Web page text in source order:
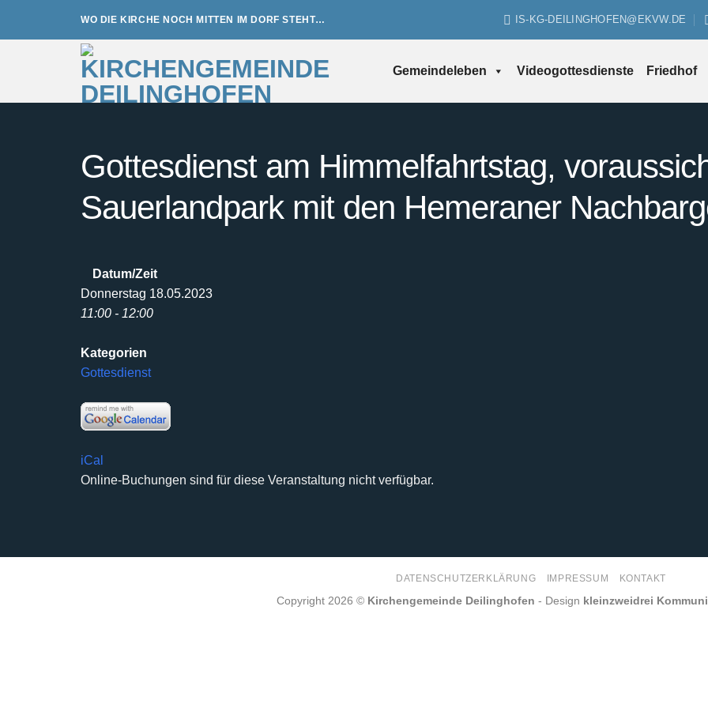
WO DIE KIRCHE NOCH MITTEN IM DORF STEHT… IS-KG-DEILINGHOFEN@EKVW.DE
Gemeindeleben Videogottesdienste Friedhof
Gottesdienst am Himmelfahrtstag,
Sauerlandpark mit den Hemeraner
Datum/Zeit
Donnerstag 18.05.2023
11:00 - 12:00
Kategorien
Gottesdienst
iCal
Online-Buchungen sind für diese Veranstaltung nicht verfügbar.
DATENSCHUTZERKLÄRUNG IMPRESSUM KONTAKT
Copyright 2026 © Kirchengemeinde Deilinghofen - Design kleinzweidrei